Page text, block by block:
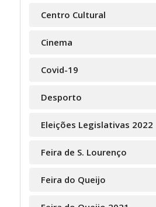
Centro Cultural
Cinema
Covid-19
Desporto
Eleições Legislativas 2022
Feira de S. Lourenço
Feira do Queijo